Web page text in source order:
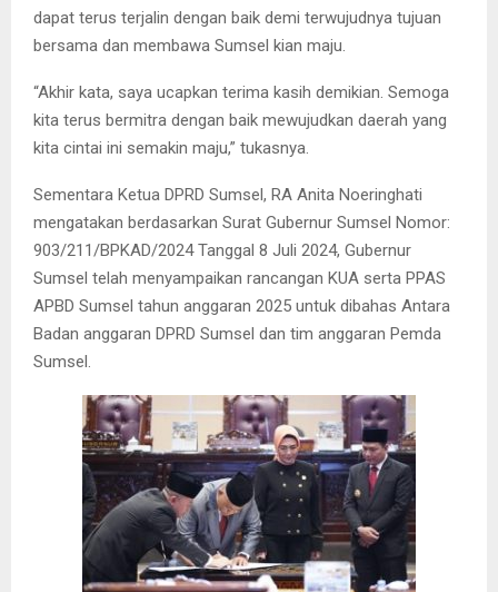
dapat terus terjalin dengan baik demi terwujudnya tujuan
bersama dan membawa Sumsel kian maju.
“Akhir kata, saya ucapkan terima kasih demikian. Semoga
kita terus bermitra dengan baik mewujudkan daerah yang
kita cintai ini semakin maju,” tukasnya.
Sementara Ketua DPRD Sumsel, RA Anita Noeringhati
mengatakan berdasarkan Surat Gubernur Sumsel Nomor:
903/211/BPKAD/2024 Tanggal 8 Juli 2024, Gubernur
Sumsel telah menyampaikan rancangan KUA serta PPAS
APBD Sumsel tahun anggaran 2025 untuk dibahas Antara
Badan anggaran DPRD Sumsel dan tim anggaran Pemda
Sumsel.